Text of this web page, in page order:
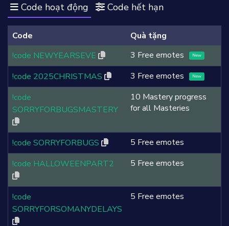
Code hoạt động Code hết hạn
Code
Quà tặng
!code NEWYEARSEVE
3 Free emotes New
!code 2025CHRISTMAS 3 Free emotes New
!code
SORRYFORBUGSMASTERY
10 Mastery progress
for all Masteries
!code SORRYFORBUGS
5 Free emotes
!code HALLOWEENPART2
5 Free emotes
!code
SORRYFORSOMANYDELAYS
5 Free emotes